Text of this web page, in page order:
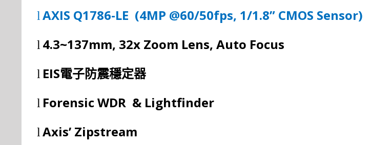
l AXIS Q1786-LE (4MP @60/50fps, 1/1.8” CMOS Sensor)
l 4.3~137mm, 32x Zoom Lens, Auto Focus
l EIS電子防震穩定器
l Forensic WDR & Lightfinder
l Axis’ Zipstream